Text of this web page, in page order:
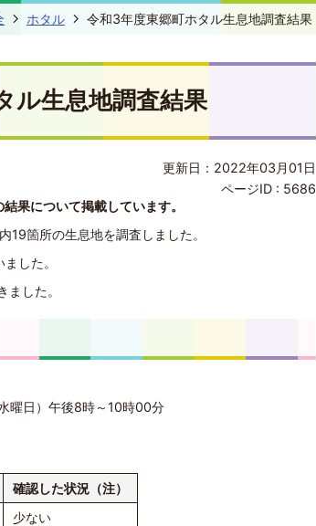
ホタル 令和3年度東郷町ホタル生息地調査結果
ル生息地調査結果
更新日：2022年03月01日
ページID : 5686
果について掲載しています。
箇所の生息地を調査しました。
した。
した。
曜日）午後8時～10時00分
確認した状況（注）
少ない